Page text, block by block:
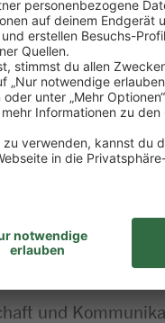
Beratung
sowie
und